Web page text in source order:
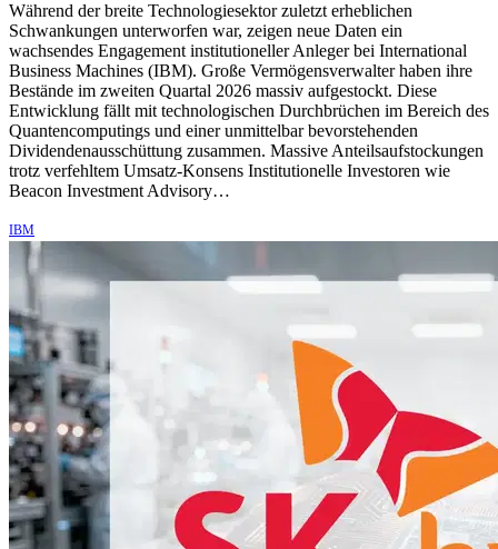
Während der breite Technologiesektor zuletzt erheblichen
Schwankungen unterworfen war, zeigen neue Daten ein
wachsendes Engagement institutioneller Anleger bei International
Business Machines (IBM). Große Vermögensverwalter haben ihre
Bestände im zweiten Quartal 2026 massiv aufgestockt. Diese
Entwicklung fällt mit technologischen Durchbrüchen im Bereich des
Quantencomputings und einer unmittelbar bevorstehenden
Dividendenausschüttung zusammen. Massive Anteilsaufstockungen
trotz verfehltem Umsatz-Konsens Institutionelle Investoren wie
Beacon Investment Advisory…
IBM